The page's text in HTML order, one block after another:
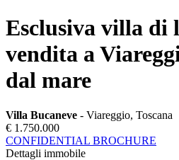
Esclusiva villa di
vendita a
dal mare
Villa Bucaneve - Viareggio, Toscana
€ 1.750.000
CONFIDENTIAL BROCHURE
Dettagli immobile